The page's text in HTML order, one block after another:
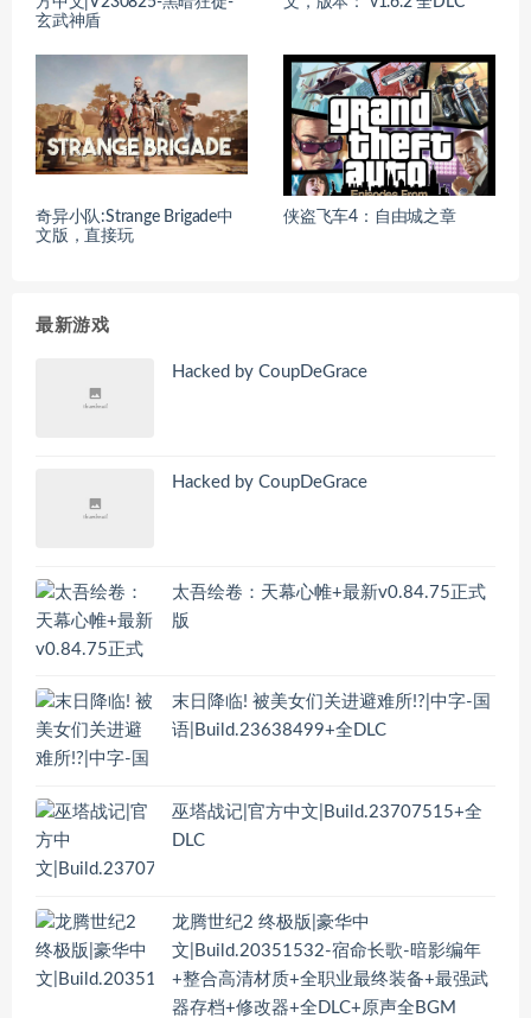
玄武神盾
奇异小队:Strange Brigade中
文版，直接玩
侠盗飞车4：自由城之章
最新游戏
Hacked by CoupDeGrace
Hacked by CoupDeGrace
太吾绘卷：天幕心帷+最新v0.84.75正式
版
末日降临! 被美女们关进避难所!?|中字-国
语|Build.23638499+全DLC
巫塔战记|官方中文|Build.23707515+全
DLC
龙腾世纪2 终极版|豪华中
文|Build.20351532-宿命长歌-暗影编年
+整合高清材质+全职业最终装备+最强武
器存档+修改器+全DLC+原声全BGM